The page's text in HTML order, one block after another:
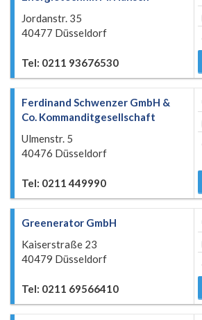
Jordanstr. 35
40477 Düsseldorf
Tel: 0211 93676530
Ferdinand Schwenzer GmbH &
Co. Kommanditgesellschaft
Ulmenstr. 5
40476 Düsseldorf
Tel: 0211 449990
Greenerator GmbH
Kaiserstraße 23
40479 Düsseldorf
Tel: 0211 69566410